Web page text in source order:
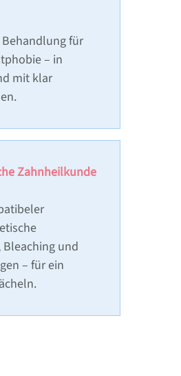
für
– in
mit klar
Zahnheilkunde
Bleaching und
– für ein